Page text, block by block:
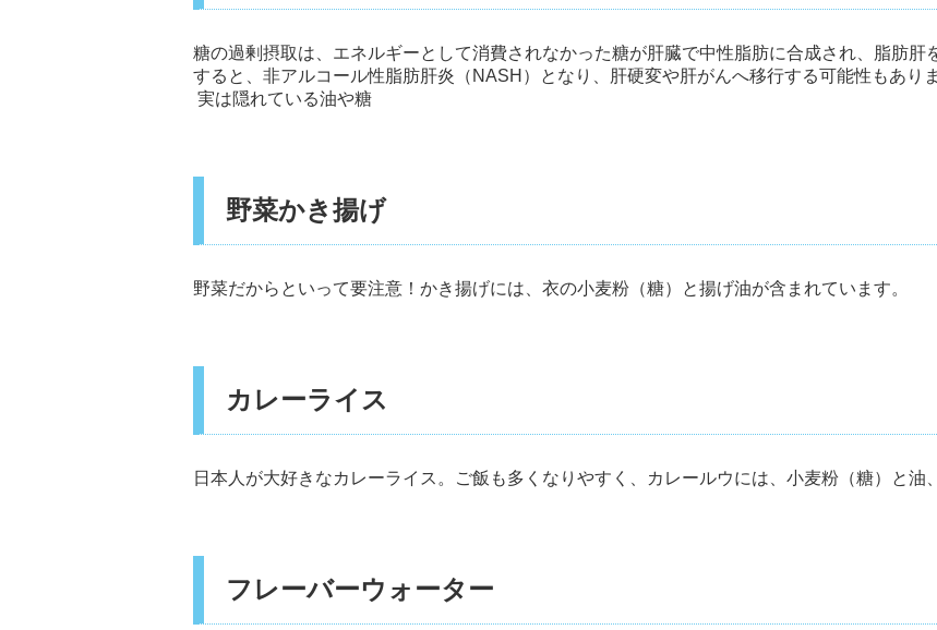
糖の過剰摂取は、エネルギーとして消費されなかった糖が肝臓で中性脂肪に合成され、脂肪肝
すると、非アルコール性脂肪肝炎（NASH）となり、肝硬変や肝がんへ移行する可能性もありま
実は隠れている油や糖
野菜かき揚げ
野菜だからといって要注意！かき揚げには、衣の小麦粉（糖）と揚げ油が含まれています。
カレーライス
日本人が大好きなカレーライス。ご飯も多くなりやすく、カレールウには、小麦粉（糖）と油
フレーバーウォーター